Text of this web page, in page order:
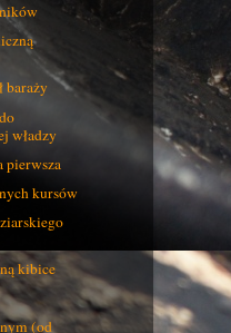
baraży
władzy
pierwsza
kursów
kibice
(od